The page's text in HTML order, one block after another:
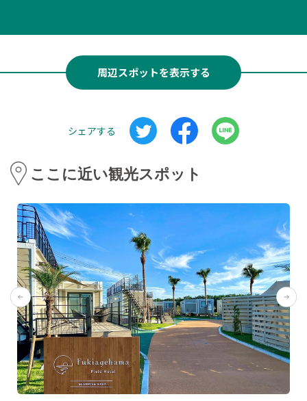
周辺スポットを表示する
シェアする
ここに近い観光スポット